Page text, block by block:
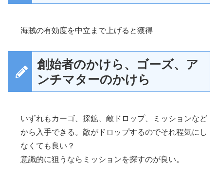
海賊の有効度を中立まで上げると獲得
創始者のかけら、ゴーズ、ア
ンチマターのかけら
いずれもカーゴ、採鉱、敵ドロップ、ミッションなど
から入手できる。敵がドロップするのでそれ程気にし
なくても良い？
意識的に狙うならミッションを探すのが良い。